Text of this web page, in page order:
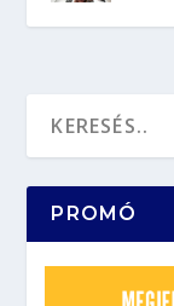
PROMÓ